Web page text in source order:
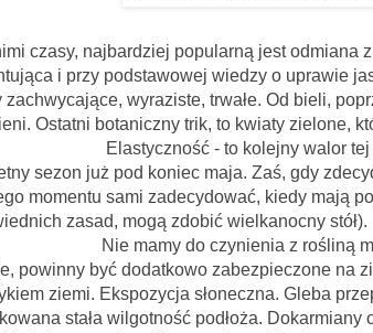
czasy, najbardziej popularną jest odmiana
i przy podstawowej wiedzy o uprawie
zachwycające, wyraziste, trwałe. Od bieli,
Ostatni botaniczny trik, to kwiaty zielone,
- to kolejny walor tej byliny.
sezon już pod koniec maja. Zaś, gdy
momentu sami zadecydować, kiedy mają
zasad, mogą zdobić wielkanocny stół).
do czynienia z rośliną
powinny być dodatkowo zabezpieczone na
ziemi. Ekspozycja słoneczna. Gleba
stała wilgotność podłoża.